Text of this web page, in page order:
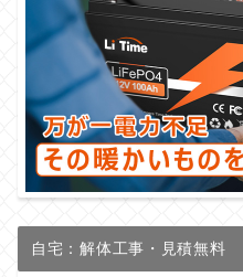
自宅：解体工事・見積無料